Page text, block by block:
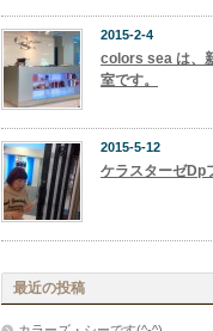
2015-2-4
colors sea は、
室です。
2015-5-12
ケラスターゼDp
最近の投稿